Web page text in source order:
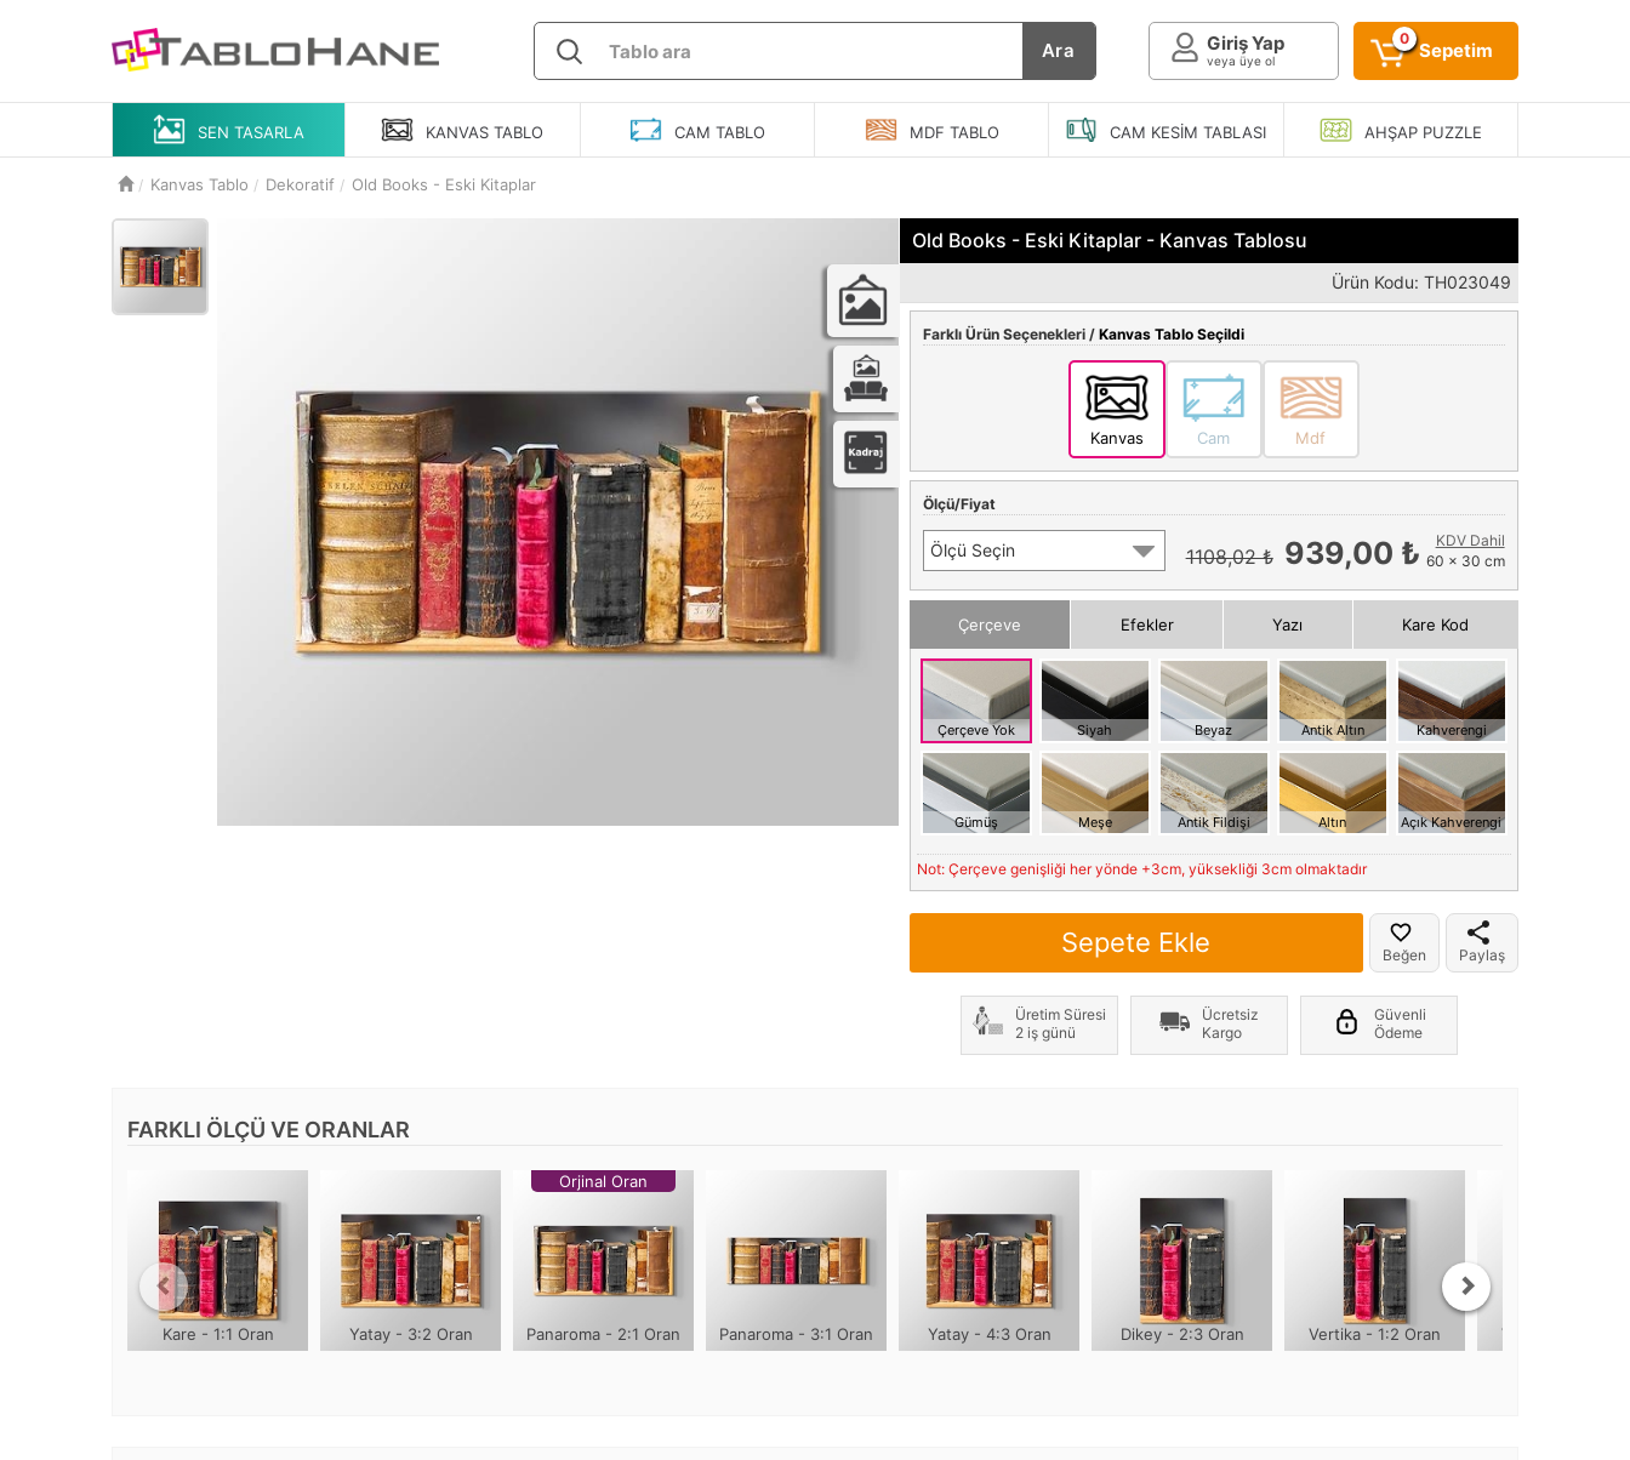
Ara Giriş Yap
veya üye ol
0
Sepetim
SEN TASARLA KANVAS TABLO CAM TABLO MDF TABLO CAM KESIM TABLASI AHŞAPPUZZLE
Kanvas Tablo Dekoratif Old Books - Eski Kitaplar
Old Books - Eski Kitaplar - Kanvas Tablosu
Ürün Kodu: TH023049
Farklı Ürün Seçenekleri / Kanvas Tablo Seçildi
Kanvas Cam Mdf
Ölçü/Fiyat
Ölçü Seçin 1108,02 ₺ 939,00 ₺
KDV Dahil
60 x 30 cm
Çerçeve Efekler Yazı Kare Kod
Çerçeve Yok Siyah Beyaz Antik Altın Kahverengi
Gümüş Meşe Antik Fildişi Altın Açık Kahverengi
Not: Çerçeve genişliği her yönde +3cm, yüksekliği 3cm olmaktadır
Sepete Ekle Beğen Paylaş
Üretim Süresi
2 iş günü
Ücretsiz
Kargo
Güvenli
Ödeme
FARKLI ÖLÇÜ VE ORANLAR
Kare - 1:1 Oran Yatay - 3:2 Oran
Orjinal Oran
Panaroma - 2:1 Oran Panaroma - 3:1 Oran Yatay - 4:3 Oran Dikey - 2:3 Oran Vertika - 1:2 Oran Vertika - 1:3